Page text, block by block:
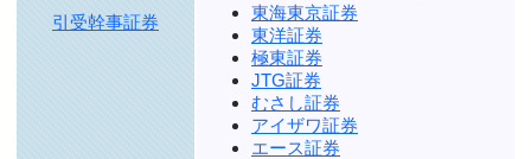
引受幹事証券
東海東京証券
東洋証券
極東証券
JTG証券
むさし証券
アイザワ証券
エース証券